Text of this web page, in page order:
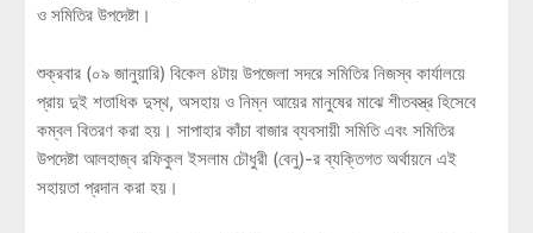
ও সমিতির উপদেষ্টা।
শুক্রবার (০৯ জানুয়ারি) বিকেল ৪টায় উপজেলা সদরে সমিতির নিজস্ব কার্যালয়ে
প্রায় দুই শতাধিক দুস্থ, অসহায় ও নিম্ন আয়ের মানুষের মাঝে শীতবস্ত্র হিসেবে
কম্বল বিতরণ করা হয়। সাপাহার কাঁচা বাজার ব্যবসায়ী সমিতি এবং সমিতির
উপদেষ্টা আলহাজ্ব রফিকুল ইসলাম চৌধুরী (বেনু)-র ব্যক্তিগত অর্থায়নে এই
সহায়তা প্রদান করা হয়।